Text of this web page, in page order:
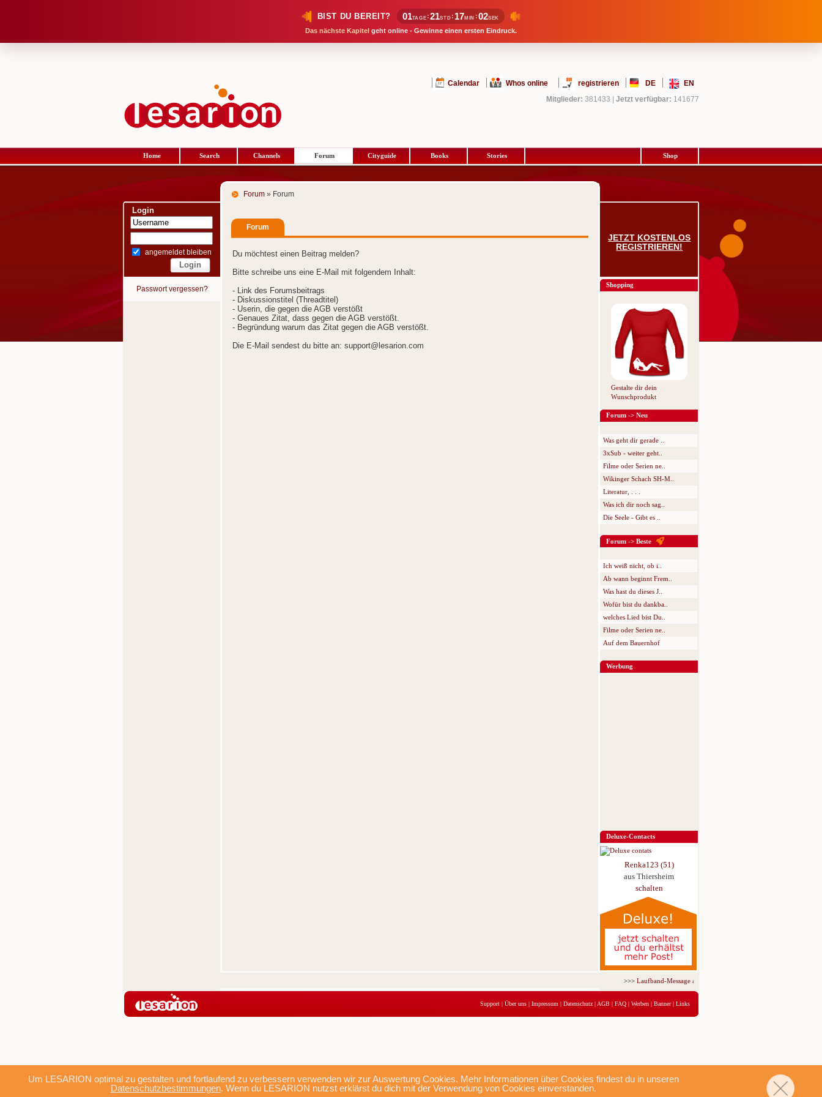
BIST DU BEREIT? 01TAGE :21STD : 17MIN :02SEK
Das nächste Kapitel geht online - Gewinne einen ersten Eindruck.
Um LESARION optimal zu gestalten und fortlaufend zu verbessern verwenden wir zur Auswertung Cookies. Mehr Informationen über Cookies findest du in unseren
Datenschutzbestimmungen. Wenn du LESARION nutzst erklärst du dich mit der Verwendung von Cookies einverstanden.
Calendar Whos online registrieren DE
EN
Mitglieder: 381433 Jetzt verfügbar: 141677
Home Search Channels Forum Cityguide Books Stories Shop
Login
angemeldet bleiben
Passwort vergessen?
Forum » Forum
Forum
Du möchtest einen Beitrag melden?
Bitte schreibe uns eine E-Mail mit folgendem Inhalt:
- Link des Forumsbeitrags
- Diskussionstitel (Threadtitel)
- Userin, die gegen die AGB verstößt
- Genaues Zitat, dass gegen die AGB verstößt.
- Begründung warum das Zitat gegen die AGB verstößt.
Die E-Mail sendest du bitte an: support@lesarion.com
JETZT KOSTENLOS
REGISTRIEREN!
Shopping
Gestalte dir dein
Wunschprodukt
Forum -> Neu
Was geht dir gerade ..
3xSub - weiter geht..
Filme oder Serien ne..
Wikinger Schach SH-M..
Literatur, . . .
Was ich dir noch sag..
Die Seele - Gibt es ..
Forum -> Beste
Ich weiß nicht, ob i..
Ab wann beginnt Frem..
Was hast du dieses J..
Wofür bist du dankba..
welches Lied bist Du..
Filme oder Serien ne..
Auf dem Bauernhof
Werbung
Deluxe-Contacts
Renka123 (51)
aus Thiersheim
schalten
>>>Laufband-Message ab nur 5,95 € für 3 Tage!
Support | Über uns | Impressum | Datenschutz | AGB | FAQ | Werben | Banner| Links